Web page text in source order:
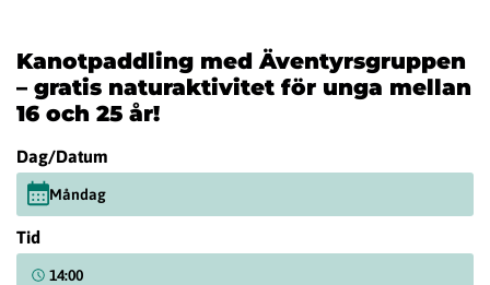
Kanotpaddling med Äventyrsgruppen
– gratis naturaktivitet för unga mellan
16 och 25 år!
Dag/Datum
Måndag
Tid
14:00